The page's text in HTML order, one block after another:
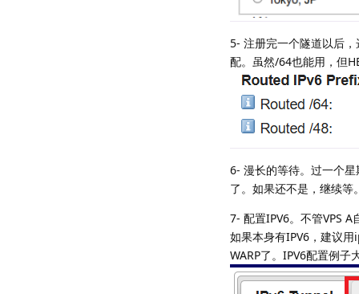
5- 注册完一个隧道以后
配。虽然/64也能用，但
6- 漫长的等待。过一个
了。如果还不是，继续
7- 配置IPV6。不管VPS
如果本身有IPV6，建议
WARP了。IPV6配置例